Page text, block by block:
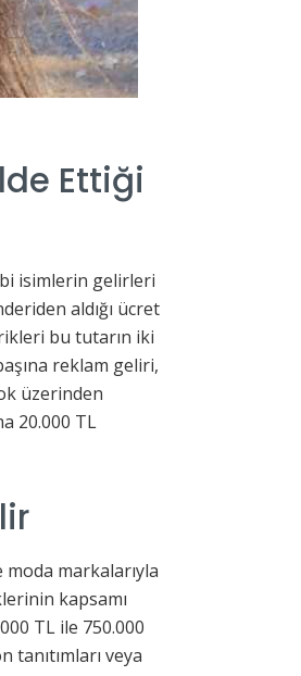
Ettiği
isimlerin gelirleri
aldığı ücret
bu tutarın iki
reklam geliri,
üzerinden
20.000 TL
markalarıyla
kapsamı
TL ile 750.000
veya